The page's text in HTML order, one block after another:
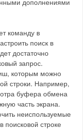
дополнениями
команду в
поиск в
достаточно
запрос.
которым можно
строки. Например,
буфера обмена
часть экрана.
неиспользуемые
поисковой строке